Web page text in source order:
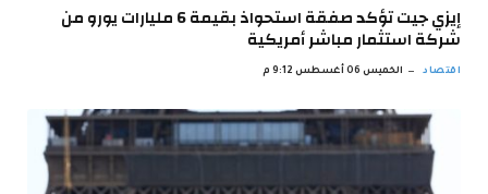
إيزي جيت تؤكد صفقة استحواذ بقيمة 6 مليارات يورو من
شركة استثمار مباشر أمريكية
اقتصاد الخميس 06 أغسطس 9:12 م